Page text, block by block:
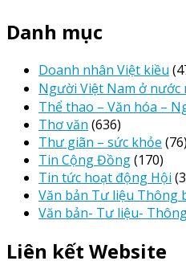
Danh mục
Doanh nhân Việt kiều
Người Việt Nam ở nước
Thể thao – Văn hóa –
Thơ văn (636)
Thư giãn – sức khỏe (76)
Tin Cộng Đồng(170)
Tin tức hoạt động Hội
Văn bản Tư liệu Thông
Văn bản- Tư liệu-
Liên kết Website